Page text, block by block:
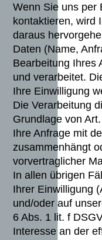
Wenn Sie uns per
kontaktieren, wird
daraus
Daten (Name,
Bearbeitung Ihres
und verarbeitet.
Ihre Einwilligung
Die Verarbeitung
Grundlage von
Ihre Anfrage mit
zusammenhängt
vorvertraglicher
In allen übrigen
Ihrer Einwilligung
und/oder auf
6 Abs. 1 lit. f
Interesse an der